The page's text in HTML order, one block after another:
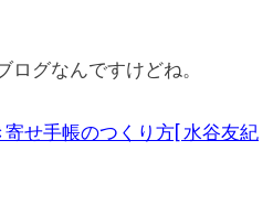
ログなんですけどね。
せ手帳のつくり方[ 水谷友紀